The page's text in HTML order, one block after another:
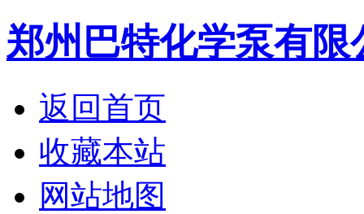
郑州巴特化学泵有限
返回首页
收藏本站
网站地图